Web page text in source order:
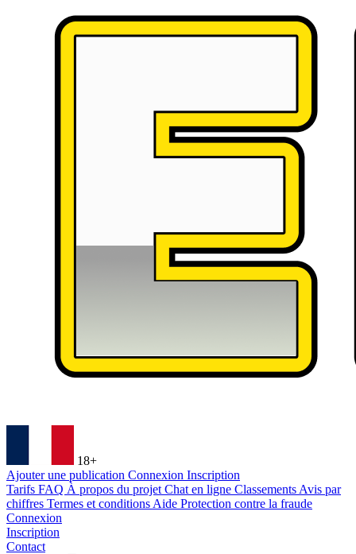
18+
Ajouter une publication Connexion Inscription
Tarifs FAQ À propos du projet Chat en ligne Classements Avis par
chiffres Termes et conditions Aide Protection contre la fraude
Connexion
Inscription
Contact